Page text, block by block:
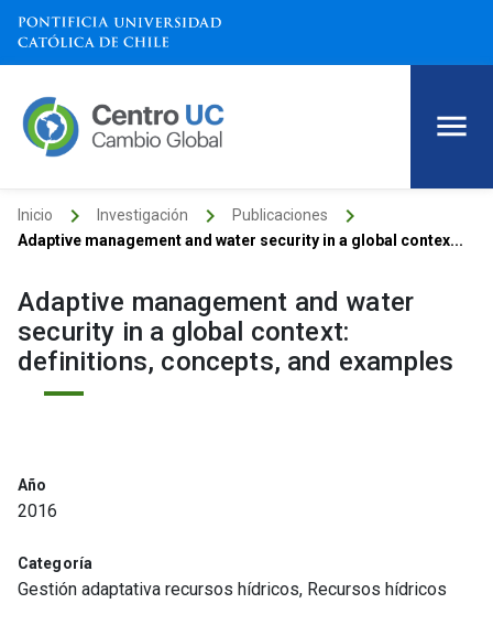
Inicio keyboard_arrow_right Investigación keyboard_arrow_right Publicaciones keyboard_arrow_right
Adaptive management and water security in a global contex...
Adaptive management and water
security in a global context:
definitions, concepts, and examples
Año
2016
Categoría
Gestión adaptativa recursos hídricos, Recursos hídricos